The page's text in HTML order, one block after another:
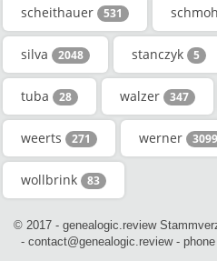
scheithauer 531
silva 2048 stanczyk 5
tuba 28 walzer 347
weerts 271 werner
wollbrink 83
© 2017 - genealogic.review
- contact@genealogic.review -